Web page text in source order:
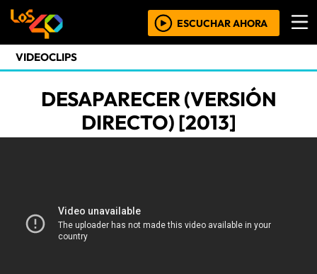
ESCUCHAR AHORA
VIDEOCLIPS
DESAPARECER (VERSIÓN
DIRECTO) [2013]